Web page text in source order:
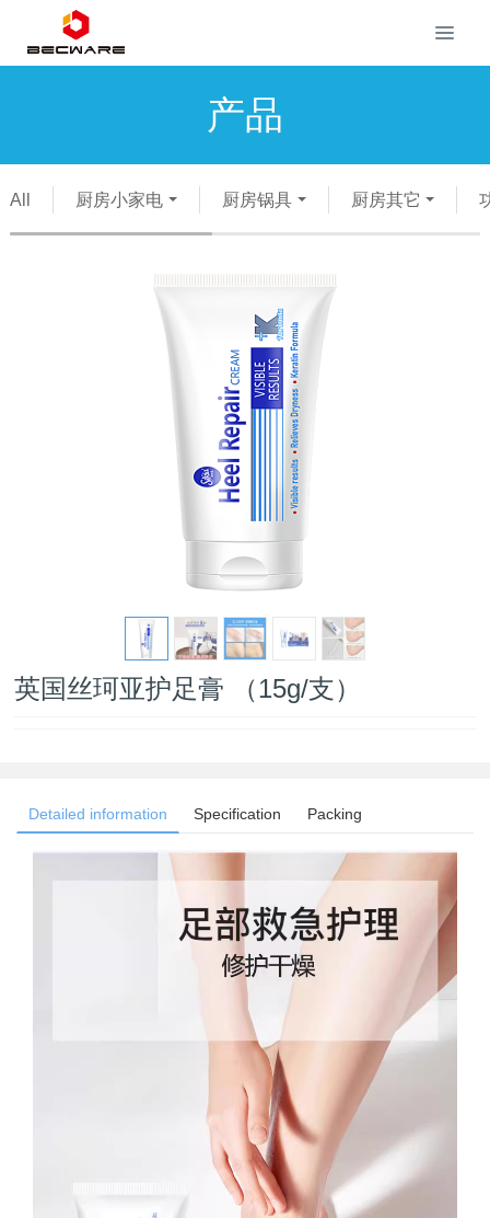
产品
All 厨房小家电 厨房锅具 厨房其它
英国丝珂亚护足膏 （15g/支）
Detailed information Specification Packing